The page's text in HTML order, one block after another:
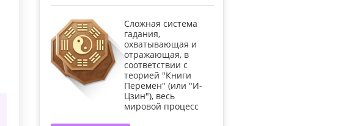
Cложная система
гадания,
охватывающая и
отражающая, в
соответствии с
теорией "Книги
Перемен" (или "И-
Цзин"), весь
мировой процесс